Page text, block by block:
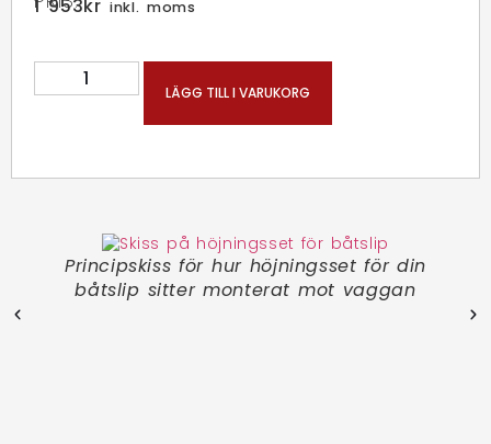
1 953kr inkl. moms
LÄGG TILL I VARUKORG
Principskiss för hur höjningsset för din
båtslip sitter monterat mot vaggan